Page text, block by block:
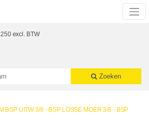
excl. BTW
Zoeken
BSP UITW 3/8 - BSP LOSSE MOER 3/8 - BSP